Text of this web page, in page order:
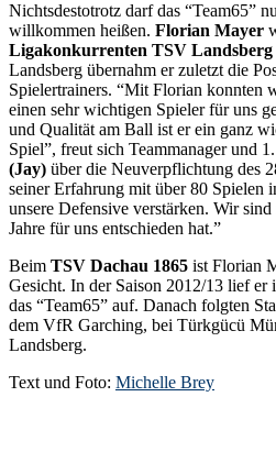
Nichtsdestotrotz darf das “Team65”
willkommen heißen. Florian Mayer
Ligakonkurrenten TSV Landsberg
Landsberg übernahm er zuletzt die
Spielertrainers. “Mit Florian konnten
einen sehr wichtigen Spieler für uns
und Qualität am Ball ist er ein ganz
Spiel”, freut sich Teammanager und
(Jay) über die Neuverpflichtung des
seiner Erfahrung mit über 80 Spielen
unsere Defensive verstärken. Wir
Jahre für uns entschieden hat.”
Beim TSV Dachau 1865 ist Florian
Gesicht. In der Saison 2012/13 lief er
das “Team65” auf. Danach folgten
dem VfR Garching, bei Türkgücü
Landsberg.
Text und Foto: Michelle Brey